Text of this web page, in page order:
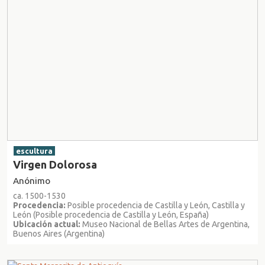
escultura
Virgen Dolorosa
Anónimo
ca. 1500-1530
Procedencia: Posible procedencia de Castilla y León, Castilla y
León (Posible procedencia de Castilla y León, España)
Ubicación actual: Museo Nacional de Bellas Artes de Argentina,
Buenos Aires (Argentina)